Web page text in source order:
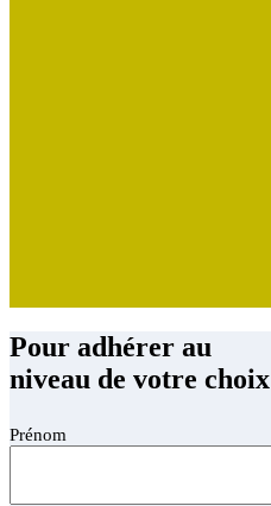
Pour adhérer au
niveau de votre choix
Prénom
Prénom